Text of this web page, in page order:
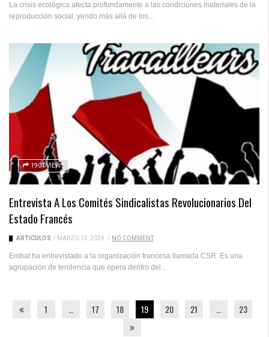
La crisis ecológica afecta profundamente a las condiciones materiales de la
reproducción social, yendo más allá de los...
1901 VIEWS
Entrevista A Los Comités Sindicalistas Revolucionarios Del
Estado Francés
ARTICULOS / MARZO 15, 2024 / NO COMMENT
Embat ha entrevistado a la organización francesa llamada CSR. Es una
agrupación de tendencia que opera dentro del...
1 17 18 19 20 21 23